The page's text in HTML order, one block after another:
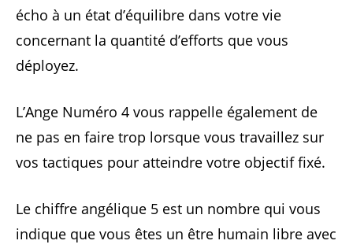
écho à un état d’équilibre dans votre vie
concernant la quantité d’efforts que vous
déployez.
L’Ange Numéro 4 vous rappelle également de
ne pas en faire trop lorsque vous travaillez sur
vos tactiques pour atteindre votre objectif fixé.
Le chiffre angélique 5 est un nombre qui vous
indique que vous êtes un être humain libre avec